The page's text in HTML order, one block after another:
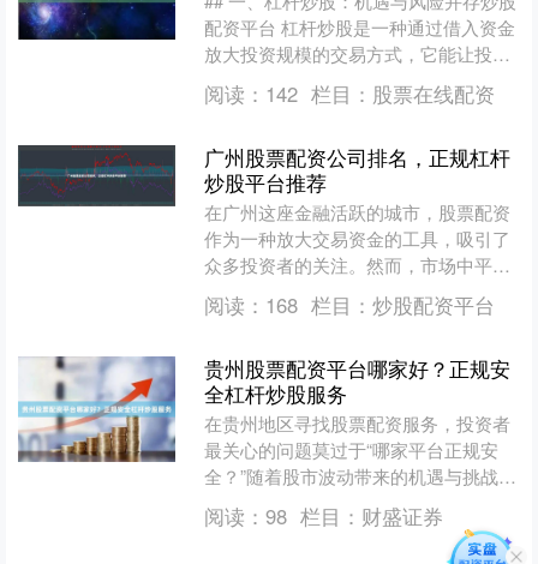
配资平台 杠杆炒股是一种通过借入资金
放大投资规模的交易方式，它能让投资
者用较少的自有资金控制更大的头寸，
从而在市场上涨时获....
阅读： 142 栏目： 股票在线配资
广州股票配资公司排名，正规杠杆
炒股平台推荐
在广州这座金融活跃的城市，股票配资
作为一种放大交易资金的工具，吸引了
众多投资者的关注。然而，市场中平台
质量参差不齐，选择一家正规、可靠的
配资公司至关重要。本文旨....
阅读： 168 栏目： 炒股配资平台
贵州股票配资平台哪家好？正规安
全杠杆炒股服务
在贵州地区寻找股票配资服务，投资者
最关心的问题莫过于“哪家平台正规安
全？”随着股市波动带来的机遇与挑战，
杠杆炒股成为部分投资者放大收益的工
具，但选择不当也可能带....
阅读： 98 栏目： 财盛证券